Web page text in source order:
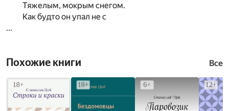
Тяжелым, мокрым снегом.
Как будто он упал не с
...
Похожие книги Все